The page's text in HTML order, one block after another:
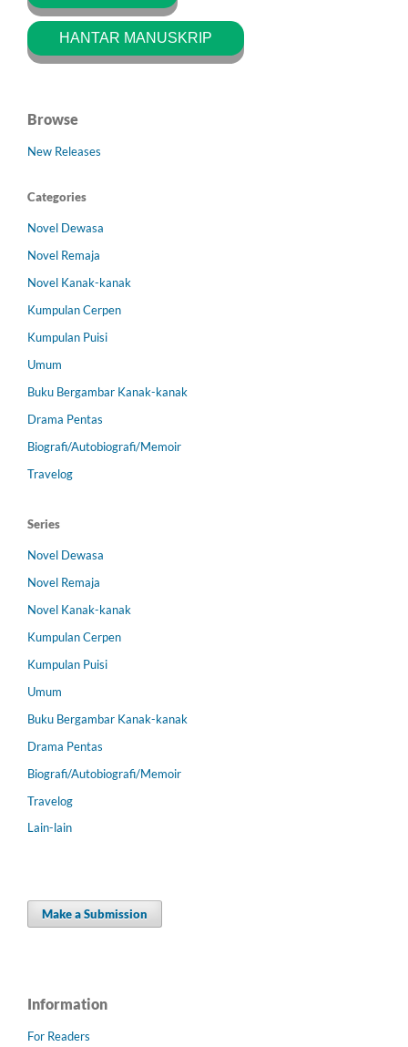
HANTAR MANUSKRIP
Browse
New Releases
Categories
Novel Dewasa
Novel Remaja
Novel Kanak-kanak
Kumpulan Cerpen
Kumpulan Puisi
Umum
Buku Bergambar Kanak-kanak
Drama Pentas
Biografi/Autobiografi/Memoir
Travelog
Series
Novel Dewasa
Novel Remaja
Novel Kanak-kanak
Kumpulan Cerpen
Kumpulan Puisi
Umum
Buku Bergambar Kanak-kanak
Drama Pentas
Biografi/Autobiografi/Memoir
Travelog
Lain-lain
Make a Submission
Information
For Readers